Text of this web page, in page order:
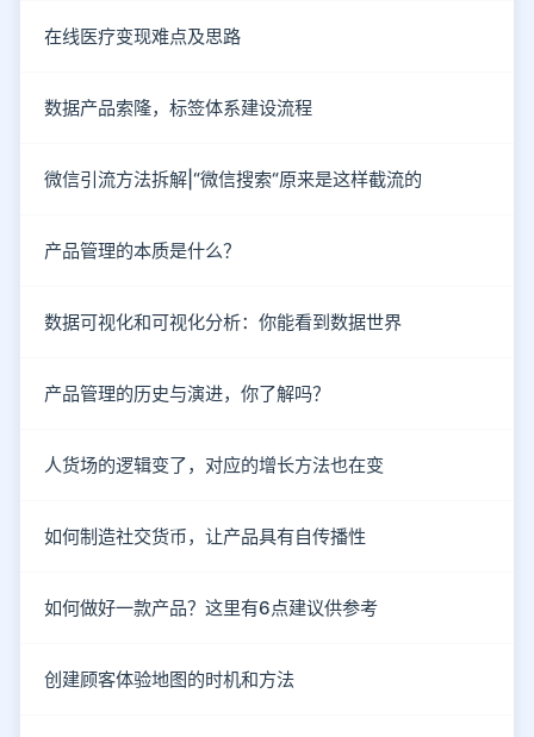
在线医疗变现难点及思路
数据产品索隆，标签体系建设流程
微信引流方法拆解|“微信搜索“原来是这样截流的
产品管理的本质是什么？
数据可视化和可视化分析：你能看到数据世界
产品管理的历史与演进，你了解吗？
人货场的逻辑变了，对应的增长方法也在变
如何制造社交货币，让产品具有自传播性
如何做好一款产品？这里有6点建议供参考
创建顾客体验地图的时机和方法